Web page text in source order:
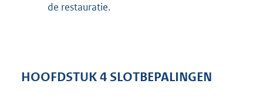
de restauratie.
HOOFDSTUK 4 SLOTBEPALINGEN